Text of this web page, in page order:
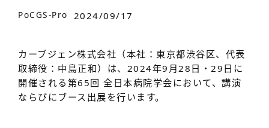
PoCGS-Pro 2024/09/17
カーブジェン株式会社（本社：東京都渋谷区、代表
取締役：中島正和）は、2024年9月28日・29日に
開催される第65回 全日本病院学会において、講演
ならびにブース出展を行います。